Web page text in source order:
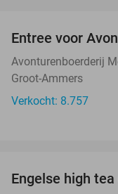
Entree voor
Avonturenboerderij
Groot-Ammers
Verkocht: 8.757
Engelse high